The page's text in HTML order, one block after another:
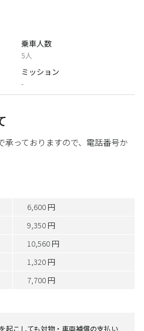
乗車人数
5人
ミッション
-
承っておりますので、電話番号か
6,600 円
9,350 円
10,560 円
1,320 円
7,700 円
起こしても対物・車両補償の支払い